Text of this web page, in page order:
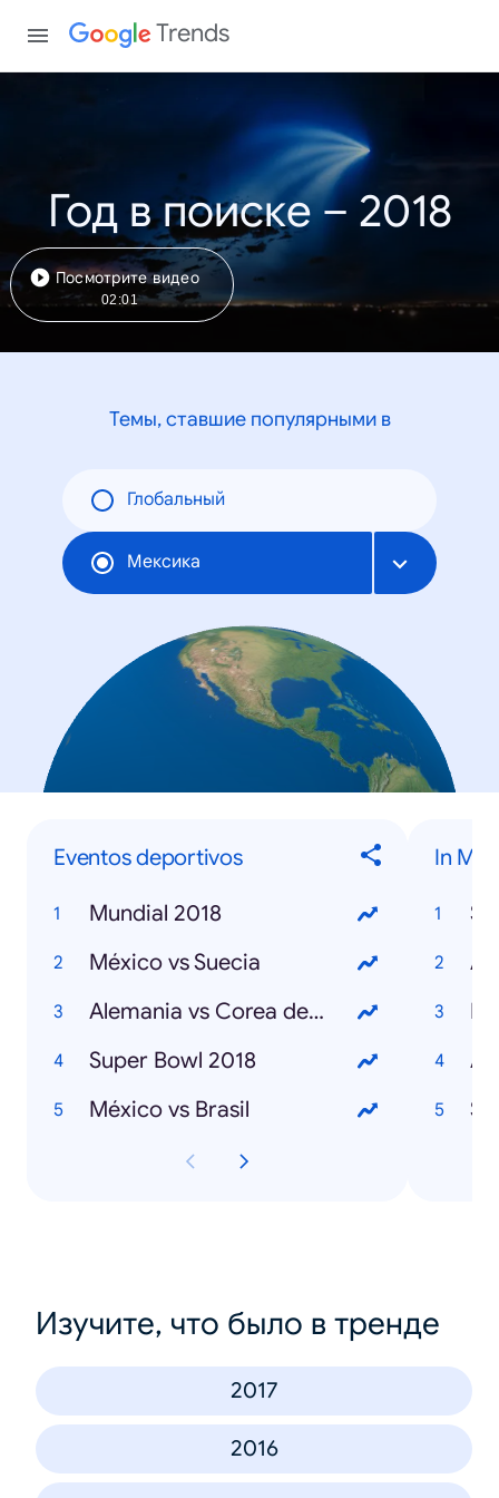
Trends
Год в поиске – 2018
Посмотрите видео
02:01
Темы, ставшие популярными в
Глобальный
Мексика
Eventos deportivos
Mundial 2018
México vs Suecia
Alemania vs Corea del Sur
Super Bowl 2018
México vs Brasil
In
Изучите, что было в тренде
2017
2016